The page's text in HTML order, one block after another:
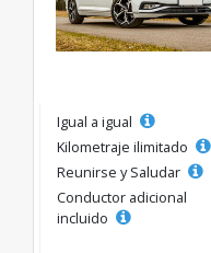
Igual a igual
Kilometraje ilimitado
Reunirse y Saludar
Conductor adicional
incluido